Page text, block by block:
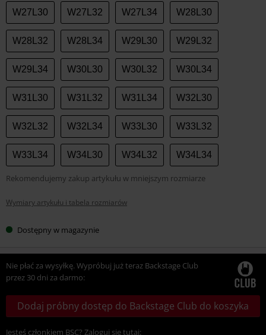
W27L30 W27L32 W27L34 W28L30
W28L32 W28L34 W29L30 W29L32
W29L34 W30L30 W30L32 W30L34
W31L30 W31L32 W31L34 W32L30
W32L32 W32L34 W33L30 W33L32
W33L34 W34L30 W34L32 W34L34
Rekomendujemy zakup artykułu w mniejszym rozmiarze
Wymiary artykułu i tabela rozmiarów
Dostępny w magazynie
Nie płać za wysyłkę. Wypróbuj już teraz Backstage Club
przez 30 dni za darmo:
Dodaj próbny dostęp do Backstage Club do koszyka
Jesteś członkiem BSC? Zaloguj się tutaj: